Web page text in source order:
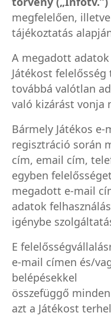
megfelelően,
tájékoztatás
A megadott
Játékost
továbbá valótlan
való kizárást vonja
Bármely Játékos
regisztráció során
cím, email cím,
egyben
megadott e-mail
adatok
igénybe
E
e-mail címen és/
belépésekkel
összefüggő
azt a Játékost